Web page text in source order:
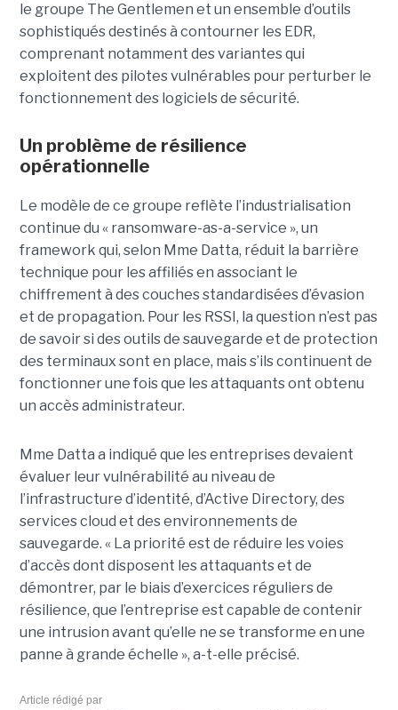
le groupe The Gentlemen et un ensemble d’outils
sophistiqués destinés à contourner les EDR,
comprenant notamment des variantes qui
exploitent des pilotes vulnérables pour perturber le
fonctionnement des logiciels de sécurité.
Un problème de résilience
opérationnelle
Le modèle de ce groupe reflète l’industrialisation
continue du « ransomware-as-a-service », un
framework qui, selon Mme Datta, réduit la barrière
technique pour les affiliés en associant le
chiffrement à des couches standardisées d’évasion
et de propagation. Pour les RSSI, la question n’est pas
de savoir si des outils de sauvegarde et de protection
des terminaux sont en place, mais s’ils continuent de
fonctionner une fois que les attaquants ont obtenu
un accès administrateur.
Mme Datta a indiqué que les entreprises devaient
évaluer leur vulnérabilité au niveau de
l’infrastructure d’identité, d’Active Directory, des
services cloud et des environnements de
sauvegarde. « La priorité est de réduire les voies
d’accès dont disposent les attaquants et de
démontrer, par le biais d’exercices réguliers de
résilience, que l’entreprise est capable de contenir
une intrusion avant qu’elle ne se transforme en une
panne à grande échelle », a-t-elle précisé.
Article rédigé par